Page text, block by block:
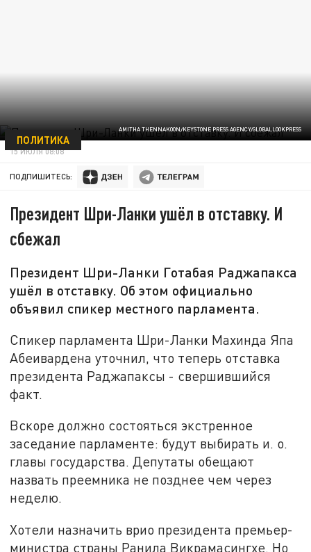
AMITHA THENNAKOON/KEYSTONE PRESS AGENCY/GLOBALLOOKPRESS
ПОЛИТИКА
15 ИЮЛЯ 08:08
ПОДПИШИТЕСЬ:
Президент Шри-Ланки ушёл в отставку. И
сбежал
Президент Шри-Ланки Готабая Раджапакса
ушёл в отставку. Об этом официально
объявил спикер местного парламента.
Спикер парламента Шри-Ланки Махинда Япа
Абеивардена уточнил, что теперь отставка
президента Раджапаксы - свершившийся
факт.
Вскоре должно состояться экстренное
заседание парламенте: будут выбирать и. о.
главы государства. Депутаты обещают
назвать преемника не позднее чем через
неделю.
Хотели назначить врио президента премьер-
министра страны Ранила Викрамасингхе. Но